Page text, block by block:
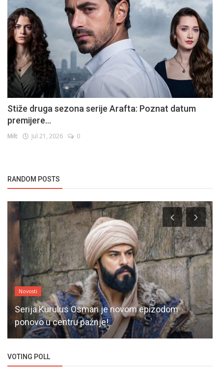
Stiže druga sezona serije Arafta: Poznat datum
premijere...
Milt Jul 21, 2026 0
RANDOM POSTS
Novosti
Serija Kurulus Osman je novom epizodom
ponovo u centru pažnje!
VOTING POLL